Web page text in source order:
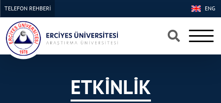
×
×
ENG
TELEFON REHBERİ
ETKİNLİK